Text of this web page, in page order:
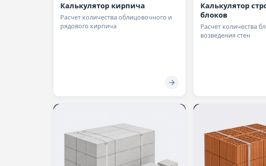
Калькулятор кирпича
Расчет количества облицовочного и
рядового кирпича
Калькулятор
блоков
Расчет количества
возведения стен